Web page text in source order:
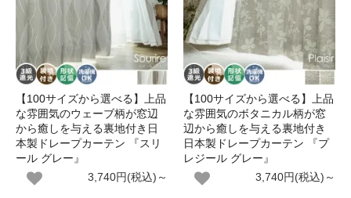
【100サイズから選べる】上品
な雰囲気のウェーブ柄が窓辺
から癒しを与える裏地付き日
本製ドレープカーテン 『スリ
ール グレー』
3,740円(税込)～
【100サイズから選べる】上品
な雰囲気のボタニカル柄が窓
辺から癒しを与える裏地付き
日本製ドレープカーテン 『プ
レジール グレー』
3,740円(税込)～